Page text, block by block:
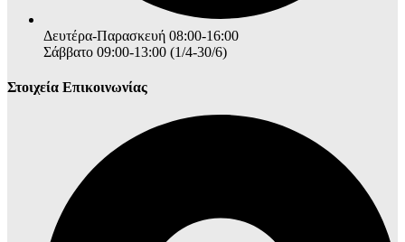
Δευτέρα-Παρασκευή 08:00-16:00
Σάββατο 09:00-13:00 (1/4-30/6)
Στοιχεία Επικοινωνίας